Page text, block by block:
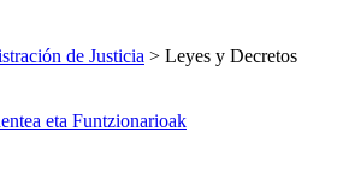
de Justicia > Leyes y Decretos
eta Funtzionarioak